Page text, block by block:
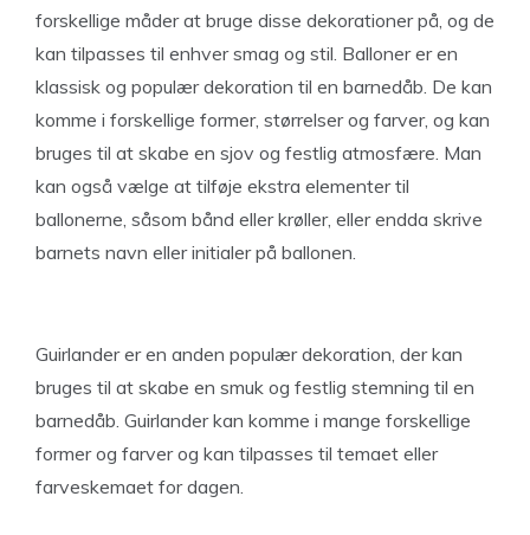
forskellige måder at bruge disse dekorationer på, og de
kan tilpasses til enhver smag og stil. Balloner er en
klassisk og populær dekoration til en barnedåb. De kan
komme i forskellige former, størrelser og farver, og kan
bruges til at skabe en sjov og festlig atmosfære. Man
kan også vælge at tilføje ekstra elementer til
ballonerne, såsom bånd eller krøller, eller endda skrive
barnets navn eller initialer på ballonen.
Guirlander er en anden populær dekoration, der kan
bruges til at skabe en smuk og festlig stemning til en
barnedåb. Guirlander kan komme i mange forskellige
former og farver og kan tilpasses til temaet eller
farveskemaet for dagen.